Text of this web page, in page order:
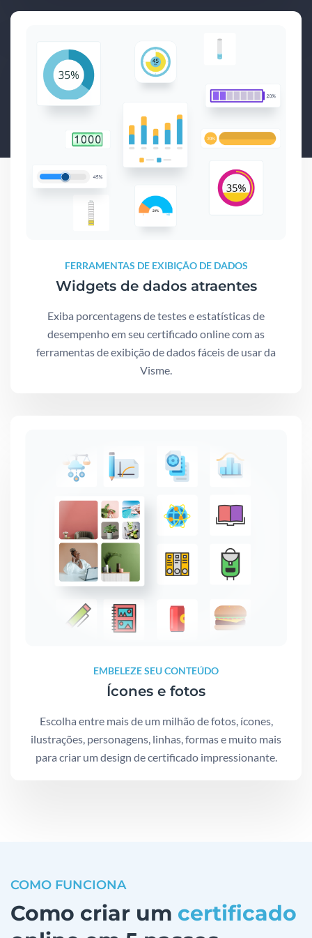
FERRAMENTAS DE EXIBIÇÃO DE DADOS
Widgets de dados atraentes
Exiba porcentagens de testes e estatísticas de
desempenho em seu certificado online com as
ferramentas de exibição de dados fáceis de usar da
Visme.
EMBELEZE SEU CONTEÚDO
Ícones e fotos
Escolha entre mais de um milhão de fotos, ícones,
ilustrações, personagens, linhas, formas e muito mais
para criar um design de certificado impressionante.
COMO FUNCIONA
Como criar um certificado